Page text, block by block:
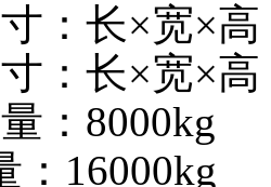
：长×宽×高
：长×宽×高
：8000kg
：16000kg